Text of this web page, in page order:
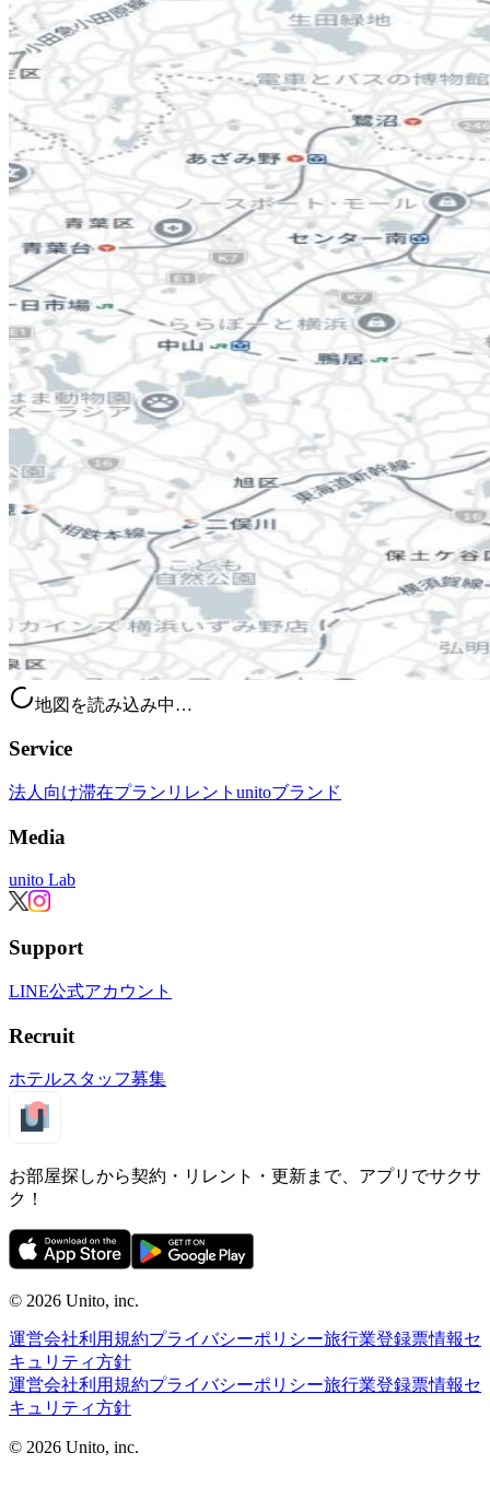
地図を読み込み中…
Service
法人向け滞在プラン リレント unitoブランド
Media
unito Lab
Support
LINE公式アカウント
Recruit
ホテルスタッフ募集
お部屋探しから契約・リレント・更新まで、アプリでサクサ
ク！
©︎ 2026 Unito, inc.
運営会社利用規約プライバシーポリシー旅行業登録票情報セ
キュリティ方針
運営会社利用規約プライバシーポリシー旅行業登録票情報セ
キュリティ方針
©︎ 2026 Unito, inc.